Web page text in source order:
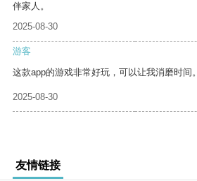
伴家人。
2025-08-30
游客
这款app的游戏非常好玩，可以让我消磨时间。
2025-08-30
友情链接